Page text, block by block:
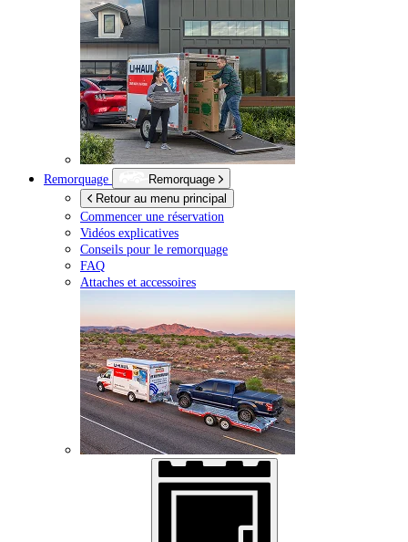
Remorquage
Remorquage
Retour au menu principal
Commencer une réservation
Vidéos explicatives
Conseils pour le remorquage
FAQ
Attaches et accessoires